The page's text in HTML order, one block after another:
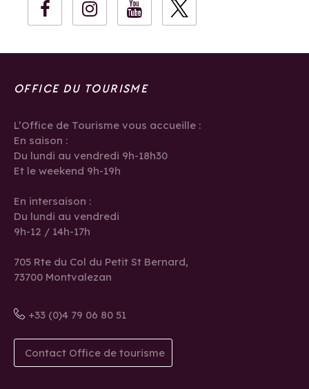
OFFICE DU TOURISME
L’Office de Tourisme vous accueille :
En saison :
Du lundi au vendredi 9h-18h30
Et le weekend 9h-19h
En intersaison :
Du lundi au vendredi
9h-12 / 14h-17h
705 Rte du Col du Petit St Bernard,
73700 Montvalezan
+33 (0)4 79 06 80 51
Contact Office de tourisme